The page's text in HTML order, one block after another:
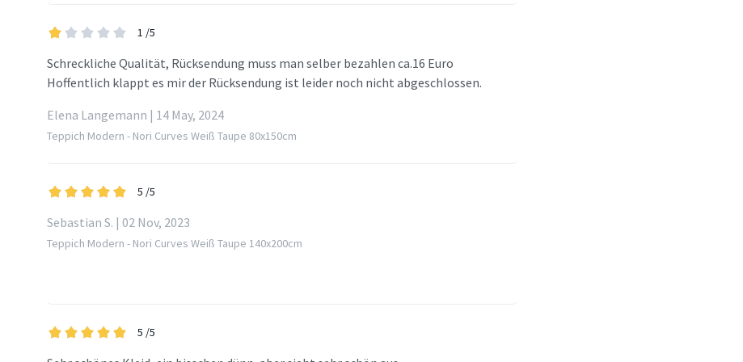
1 /5
Schreckliche Qualität, Rücksendung muss man selber bezahlen ca.16 Euro
Hoffentlich klappt es mir der Rücksendung ist leider noch nicht abgeschlossen.
Elena Langemann | 14 May, 2024
Teppich Modern - Nori Curves Weiß Taupe 80x150cm
5 /5
Sebastian S. | 02 Nov, 2023
Teppich Modern - Nori Curves Weiß Taupe 140x200cm
5 /5